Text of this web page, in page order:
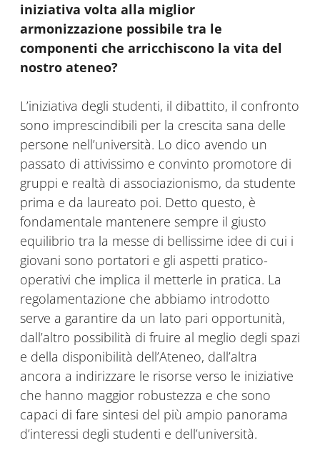
iniziativa volta alla miglior
armonizzazione possibile tra le
componenti che arricchiscono la vita del
nostro ateneo?
L’iniziativa degli studenti, il dibattito, il confronto
sono imprescindibili per la crescita sana delle
persone nell’università. Lo dico avendo un
passato di attivissimo e convinto promotore di
gruppi e realtà di associazionismo, da studente
prima e da laureato poi. Detto questo, è
fondamentale mantenere sempre il giusto
equilibrio tra la messe di bellissime idee di cui i
giovani sono portatori e gli aspetti pratico-
operativi che implica il metterle in pratica. La
regolamentazione che abbiamo introdotto
serve a garantire da un lato pari opportunità,
dall’altro possibilità di fruire al meglio degli spazi
e della disponibilità dell’Ateneo, dall’altra
ancora a indirizzare le risorse verso le iniziative
che hanno maggior robustezza e che sono
capaci di fare sintesi del più ampio panorama
d’interessi degli studenti e dell’università.